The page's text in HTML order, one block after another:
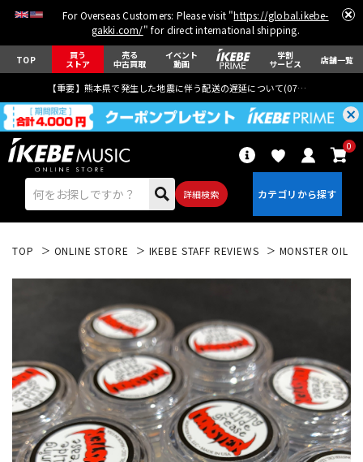
For Overseas Customers: Please visit "https://global.ikebe-
gakki.com/" for direct international shipping.
TOP 買う
ストア
売る
中古買取
イベント
動画
学割
サービス 店舗一覧
【重要】熊本県で発生した地震に伴う配送の遅延について(07月29日
詳細検索
0
エレキギター アコギ/エレアコ
ベース ウクレレ
ドラム パーカッション
TOP ONLINE STORE IKEBE STAFF REVIEWS MONSTER OIL